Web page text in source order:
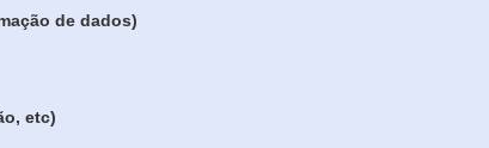
de dados)
etc)